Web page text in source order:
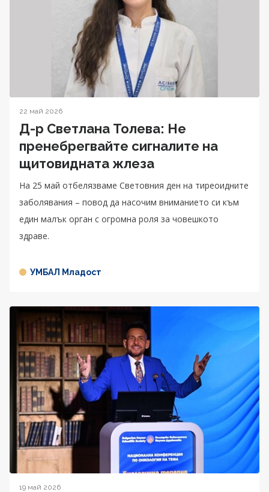
22 май 2026
Д-р Светлана Толева: Не
пренебрегвайте сигналите на
щитовидната жлеза
На 25 май отбелязваме Световния ден на тиреоидните
заболявания – повод да насочим вниманието си към
един малък орган с огромна роля за човешкото
здраве.
УМБАЛ Младост
19 май 2026